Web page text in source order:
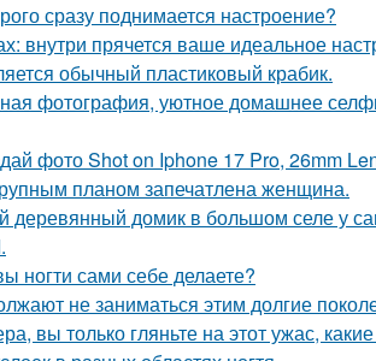
сразу поднимается настроение?
внутри прячется ваше идеальное
обычный пластиковый крабик.
фотография, уютное домашнее
фото Shot on Iphone 17 Pro, 26mm
планом запечатлена женщина.
домик в большом селе у
ногти сами себе делаете?
не заниматься этим долгие
вы только гляньте на этот ужас,